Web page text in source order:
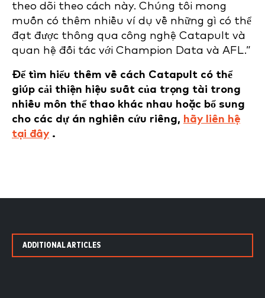
theo dõi theo cách này. Chúng tôi mong
muốn có thêm nhiều ví dụ về những gì có thể
đạt được thông qua công nghệ Catapult và
quan hệ đối tác với Champion Data và AFL.”
Để tìm hiểu thêm về cách Catapult có thể
giúp cải thiện hiệu suất của trọng tài trong
nhiều môn thể thao khác nhau hoặc bổ sung
cho các dự án nghiên cứu riêng, hãy liên hệ
tại đây .
ADDITIONAL ARTICLES